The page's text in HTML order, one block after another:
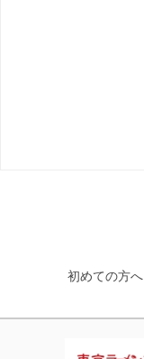
初めての方へ